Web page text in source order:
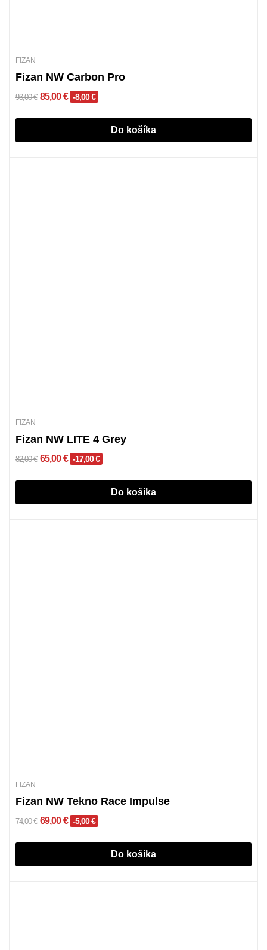
FIZAN
Fizan NW Carbon Pro
93,00 € 85,00 € -8,00 €
Do košíka
FIZAN
Fizan NW LITE 4 Grey
82,00 € 65,00 € -17,00 €
Do košíka
FIZAN
Fizan NW Tekno Race Impulse
74,00 € 69,00 € -5,00 €
Do košíka